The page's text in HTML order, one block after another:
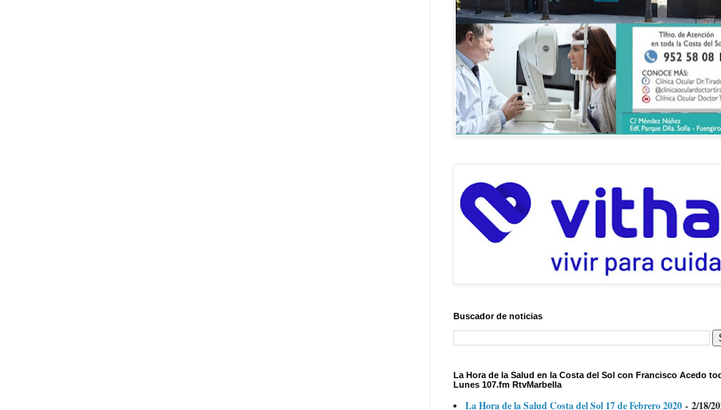
Buscador de noticias
La Hora de la Salud en la Costa del Sol con Francisco Acedo
Lunes 107.fm RtvMarbella
La Hora de la Salud Costa del Sol 17 de Febrero 2020 - 2/18/